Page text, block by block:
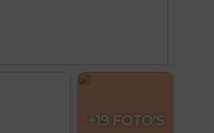
+19 FOTO'S